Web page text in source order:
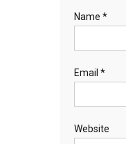
Name *
Email *
Website